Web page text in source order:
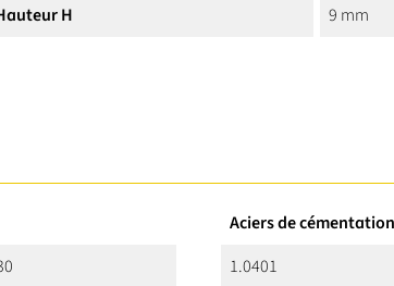
H
9 mm
Aciers de cémentation
1.0401